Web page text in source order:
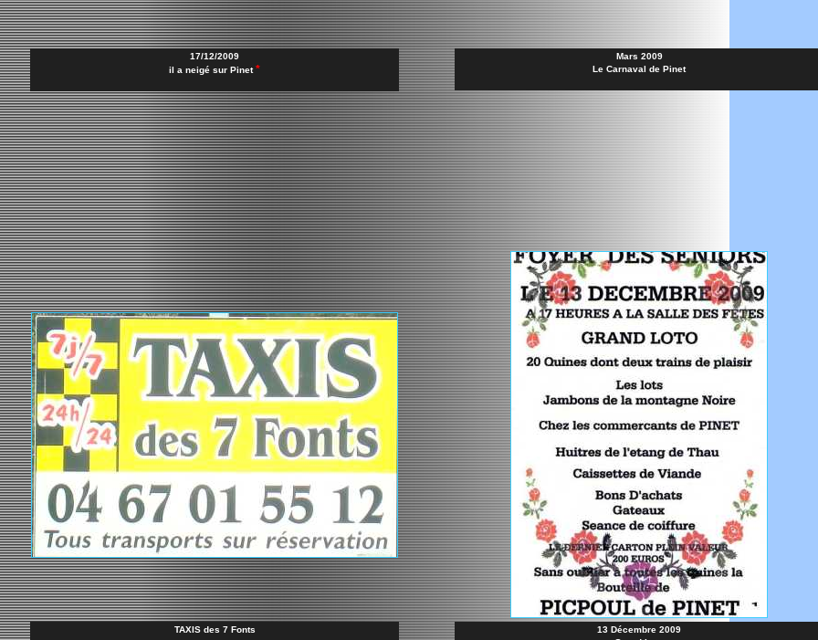
17/12/2009
il a neigé sur Pinet*
Mars 2009
Le Carnaval de Pinet
TAXIS des 7 Fonts
13 Décembre 2009